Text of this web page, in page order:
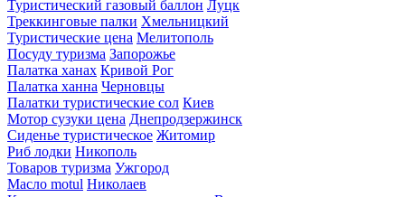
Туристический газовый баллон Луцк
Треккинговые палки Хмельницкий
Туристические цена Мелитополь
Посуду туризма Запорожье
Палатка ханах Кривой Рог
Палатка ханна Черновцы
Палатки туристические сол Киев
Мотор сузуки цена Днепродзержинск
Сиденье туристическое Житомир
Риб лодки Никополь
Товаров туризма Ужгород
Масло motul Николаев